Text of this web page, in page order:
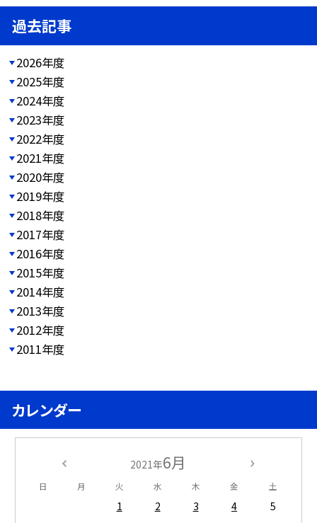
過去記事
2026年度
2025年度
2024年度
2023年度
2022年度
2021年度
2020年度
2019年度
2018年度
2017年度
2016年度
2015年度
2014年度
2013年度
2012年度
2011年度
カレンダー
2021年6月
日 月 火 水 木 金 土
1 2 3 4
5